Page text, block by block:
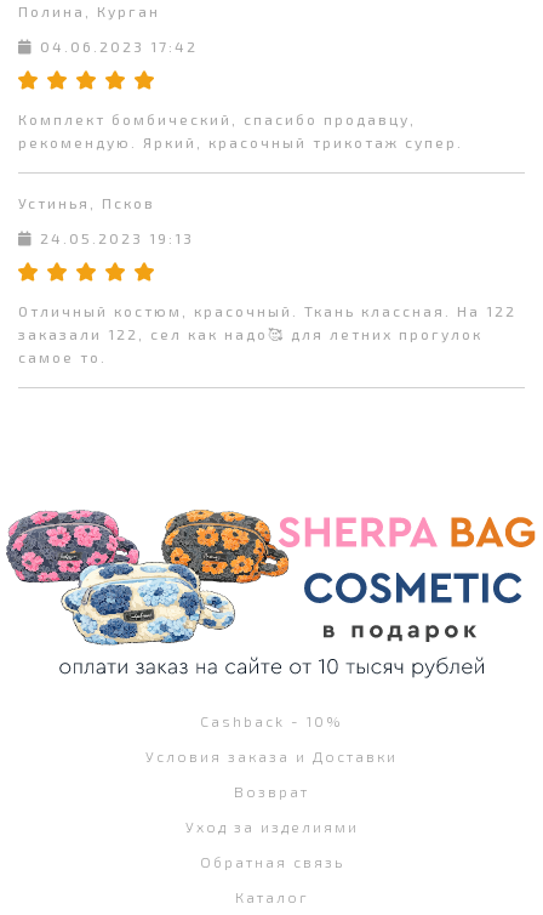
Полина, Курган
04.06.2023 17:42
Комплект бомбический, спасибо продавцу,
рекомендую. Яркий, красочный трикотаж супер.
Устинья, Псков
24.05.2023 19:13
Отличный костюм, красочный. Ткань классная. На 122
заказали 122, сел как надо🥰 для летних прогулок
самое то.
Cashback - 10%
Условия заказа и Доставки
Возврат
Уход за изделиями
Обратная связь
Каталог